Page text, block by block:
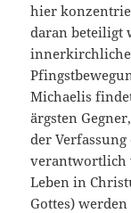
hier
daran beteiligt
Michaelis
ärgsten
der
verantwortlich
Leben in
Gottes)